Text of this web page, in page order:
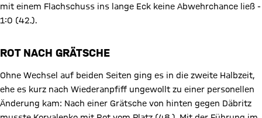
mit einem Flachschuss ins lange Eck keine Abwehrchance ließ -
1:0 (42.).
ROT NACH GRÄTSCHE
Ohne Wechsel auf beiden Seiten ging es in die zweite Halbzeit,
ehe es kurz nach Wiederanpfiff ungewollt zu einer personellen
Änderung kam: Nach einer Grätsche von hinten gegen Däbritz